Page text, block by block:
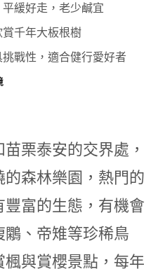
緩好走，老少鹹宜
千年大板根樹
戰性，適合健行愛好者
栗泰安的交界處，
森林樂園，熱門的
富的生態，有機會
、帝雉等珍稀鳥
與賞櫻景點，每年